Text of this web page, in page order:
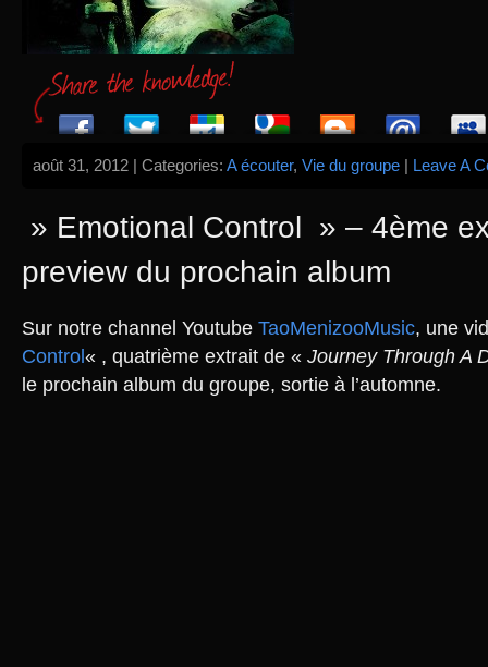
août 31, 2012 | Categories: A écouter, Vie du groupe Leave A
» Emotional Control » – 4ème
preview du prochain album
Sur notre channel Youtube TaoMenizooMusic, une
Control« , quatrième extrait de « Journey Through A
le prochain album du groupe, sortie à l’automne.